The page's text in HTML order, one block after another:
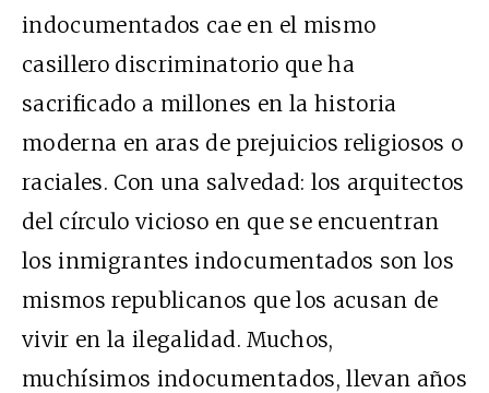
indocumentados cae en el mismo
casillero discriminatorio que ha
sacrificado a millones en la historia
moderna en aras de prejuicios religiosos o
raciales. Con una salvedad: los arquitectos
del círculo vicioso en que se encuentran
los inmigrantes indocumentados son los
mismos republicanos que los acusan de
vivir en la ilegalidad. Muchos,
muchísimos indocumentados, llevan años